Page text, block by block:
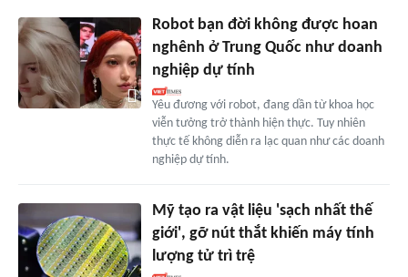
Robot bạn đời không được hoan
nghênh ở Trung Quốc như doanh
nghiệp dự tính
Yêu đương với robot, đang dần từ khoa học
viễn tưởng trở thành hiện thực. Tuy nhiên
thực tế không diễn ra lạc quan như các doanh
nghiệp dự tính.
Mỹ tạo ra vật liệu 'sạch nhất thế
giới', gỡ nút thắt khiến máy tính
lượng tử trì trệ